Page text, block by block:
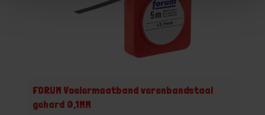
FORUM Voelermaatband verenbandstaal
gehard 0,1MM